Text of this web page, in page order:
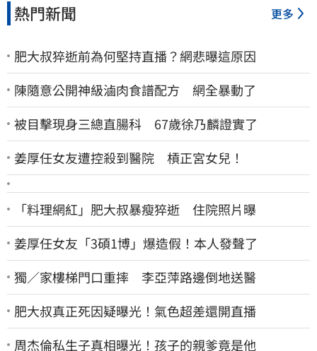
熱門新聞 更多
肥大叔猝逝前為何堅持直播？網悲曝這原因
陳隨意公開神級滷肉食譜配方 網全暴動了
被目擊現身三總直腸科 67歲徐乃麟證實了
姜厚任女友遭控殺到醫院 槓正宮女兒！
「料理網紅」肥大叔暴瘦猝逝 住院照片曝
姜厚任女友「3碩1博」爆造假！本人發聲了
獨／家樓梯門口重摔 李亞萍路邊倒地送醫
肥大叔真正死因疑曝光！氣色超差還開直播
周杰倫私生子真相曝光！孩子的親爹竟是他